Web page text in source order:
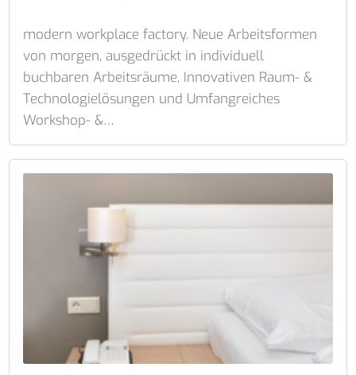
modern workplace factory. Neue Arbeitsformen
von morgen, ausgedrückt in individuell
buchbaren Arbeitsräume, Innovativen Raum- &
Technologielösungen und Umfangreiches
Workshop- &…